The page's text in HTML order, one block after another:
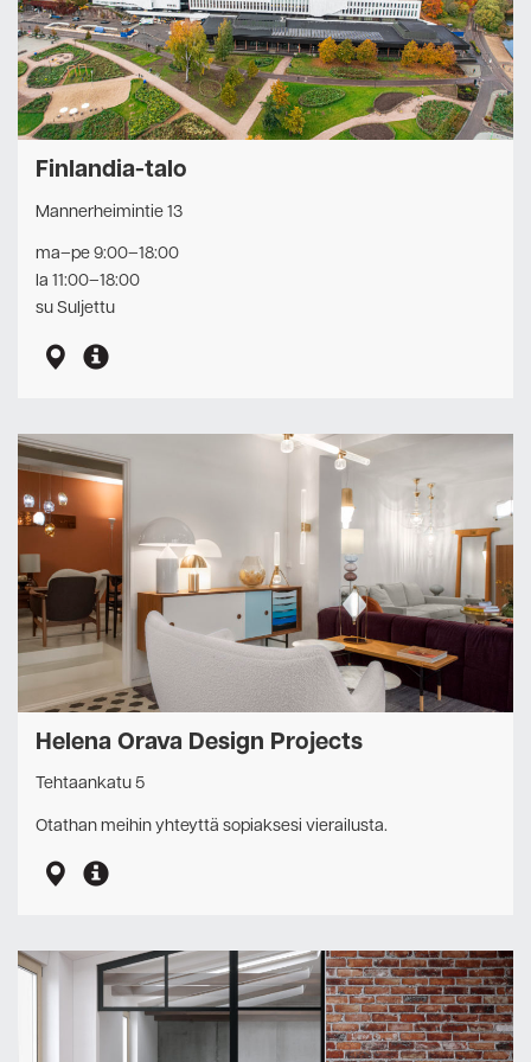
Finlandia-talo
Mannerheimintie 13
ma–pe 9:00–18:00
la 11:00–18:00
su Suljettu
Helena Orava Design Projects
Tehtaankatu 5
Otathan meihin yhteyttä sopiaksesi vierailusta.